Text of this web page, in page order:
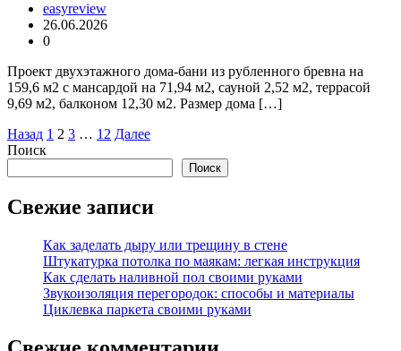
easyreview
26.06.2026
0
Проект двухэтажного дома-бани из рубленного бревна на
159,6 м2 с мансардой на 71,94 м2, сауной 2,52 м2, террасой
9,69 м2, балконом 12,30 м2. Размер дома […]
Пагинация
записей
Назад 1 2 3 … 12 Далее
Поиск
Поиск
Свежие записи
Как заделать дыру или трещину в стене
Штукатурка потолка по маякам: легкая инструкция
Как сделать наливной пол своими руками
Звукоизоляция перегородок: способы и материалы
Циклевка паркета своими руками